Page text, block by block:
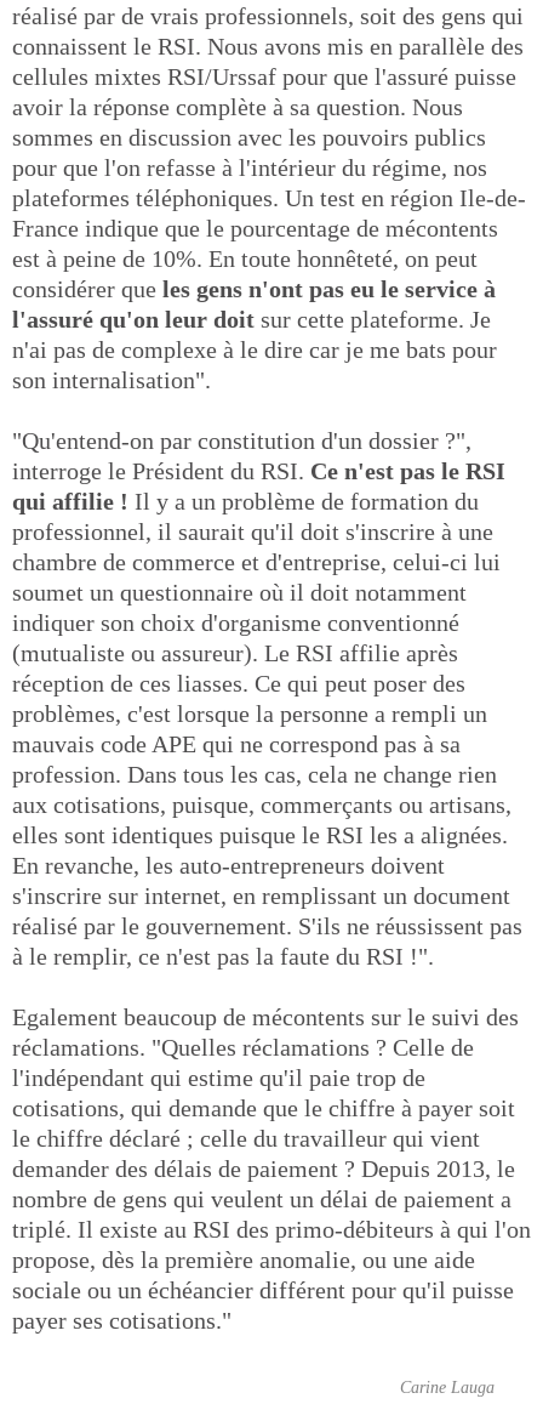
réalisé par de vrais professionnels, soit des gens qui
connaissent le RSI. Nous avons mis en parallèle des
cellules mixtes RSI/Urssaf pour que l'assuré puisse
avoir la réponse complète à sa question. Nous
sommes en discussion avec les pouvoirs publics
pour que l'on refasse à l'intérieur du régime, nos
plateformes téléphoniques. Un test en région Ile-de-
France indique que le pourcentage de mécontents
est à peine de 10%. En toute honnêteté, on peut
considérer que les gens n'ont pas eu le service à
l'assuré qu'on leur doit sur cette plateforme. Je
n'ai pas de complexe à le dire car je me bats pour
son internalisation".
"Qu'entend-on par constitution d'un dossier ?",
interroge le Président du RSI. Ce n'est pas le RSI
qui affilie ! Il y a un problème de formation du
professionnel, il saurait qu'il doit s'inscrire à une
chambre de commerce et d'entreprise, celui-ci lui
soumet un questionnaire où il doit notamment
indiquer son choix d'organisme conventionné
(mutualiste ou assureur). Le RSI affilie après
réception de ces liasses. Ce qui peut poser des
problèmes, c'est lorsque la personne a rempli un
mauvais code APE qui ne correspond pas à sa
profession. Dans tous les cas, cela ne change rien
aux cotisations, puisque, commerçants ou artisans,
elles sont identiques puisque le RSI les a alignées.
En revanche, les auto-entrepreneurs doivent
s'inscrire sur internet, en remplissant un document
réalisé par le gouvernement. S'ils ne réussissent pas
à le remplir, ce n'est pas la faute du RSI !".
Egalement beaucoup de mécontents sur le suivi des
réclamations. "Quelles réclamations ? Celle de
l'indépendant qui estime qu'il paie trop de
cotisations, qui demande que le chiffre à payer soit
le chiffre déclaré ; celle du travailleur qui vient
demander des délais de paiement ? Depuis 2013, le
nombre de gens qui veulent un délai de paiement a
triplé. Il existe au RSI des primo-débiteurs à qui l'on
propose, dès la première anomalie, ou une aide
sociale ou un échéancier différent pour qu'il puisse
payer ses cotisations."
Carine Lauga